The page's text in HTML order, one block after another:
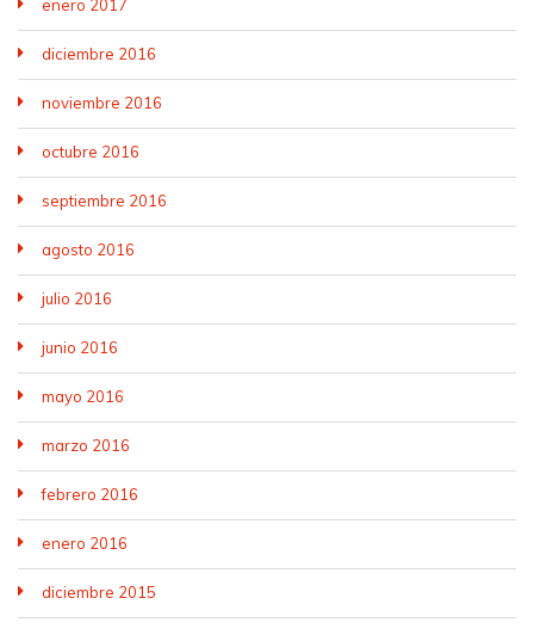
enero 2017
diciembre 2016
noviembre 2016
octubre 2016
septiembre 2016
agosto 2016
julio 2016
junio 2016
mayo 2016
marzo 2016
febrero 2016
enero 2016
diciembre 2015